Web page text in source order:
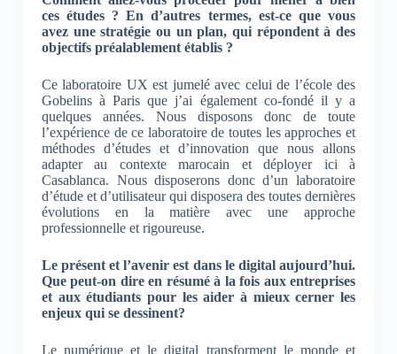
ces études ? En d’autres termes, est-ce que vous
avez une stratégie ou un plan, qui répondent à des
objectifs préalablement établis ?
Ce laboratoire UX est jumelé avec celui de l’école des
Gobelins à Paris que j’ai également co-fondé il y a
quelques années. Nous disposons donc de toute
l’expérience de ce laboratoire de toutes les approches et
méthodes d’études et d’innovation que nous allons
adapter au contexte marocain et déployer ici à
Casablanca. Nous disposerons donc d’un laboratoire
d’étude et d’utilisateur qui disposera des toutes dernières
évolutions en la matière avec une approche
professionnelle et rigoureuse.
Le présent et l’avenir est dans le digital aujourd’hui.
Que peut-on dire en résumé à la fois aux entreprises
et aux étudiants pour les aider à mieux cerner les
enjeux qui se dessinent?
Le numérique et le digital transforment le monde et